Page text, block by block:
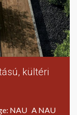
kültéri
NAU A NAU